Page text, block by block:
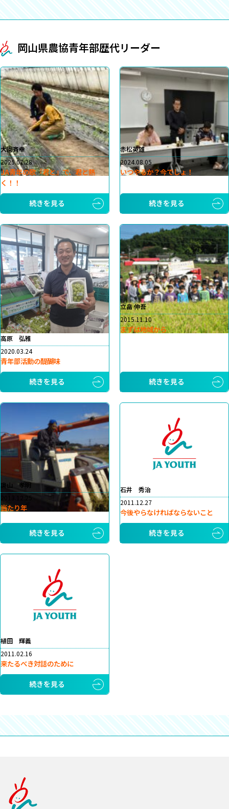
岡山県農協青年部歴代リーダー
大園斉幸
2025.07.28
JA青年の歌『君と』で、君と熱
く！！
続きを見る
赤松英雄
2024.08.05
いつやるか？今でしょ！
続きを見る
高原 弘雅
2020.03.24
青年部活動の醍醐味
続きを見る
立畠 伸吾
2015.11.10
まずは地域から
続きを見る
奥山 孝明
2013.12.25
当たり年
続きを見る
石井 秀治
2011.12.27
今後やらなければならないこと
続きを見る
植田 輝義
2011.02.16
来たるべき対話のために
続きを見る